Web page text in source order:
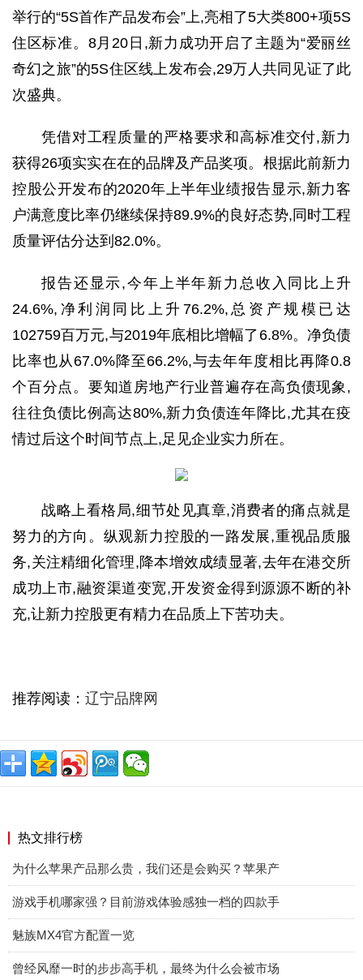
举行的“5S首作产品发布会”上,亮相了5大类800+项5S
住区标准。 8月20日 ,新力 成功开启了 主题为“爱丽丝
奇幻之旅”的5S住区线上发布会,29万人共同见证了此
次盛典。
凭借对工程质量的严格要求和高标准交付,新力
获得26项实实在在的品牌及产品奖项。 根据此前新力
控股公开发布的2020年上半年业绩报告显示,新力客
户满意度比率仍继续保持89.9%的良好态势,同时工程
质量评估分达到82.0%。
报告还显示,今年上半年新力总收入同比上升
24.6%,净利润同比上升76.2%, 总资产规模已达
102759百万元,与2019年底相比增幅了6.8%。净负债
比率也从67.0%降至66.2%,与去年年度相比再降0.8
个百分点。要知道房地产行业普遍存在高负债现象,
往往负债比例高达80%,新力负债连年降比,尤其在疫
情过后这个时间节点上,足见企业实力所在。
战略上看格局,细节处见真章,消费者的痛点就是
努力的方向。 纵观新力控股的一路发展,重视品质服
务,关注精细化管理,降本增效成绩显著,去年在港交所
成功上市,融资渠道变宽,开发资金得到源源不断的补
充,让新力控股更有精力在品质上下苦功夫。
推荐阅读： 辽宁品牌网
热文排行榜
为什么苹果产品那么贵，我们还是会购买？苹果产
游戏手机哪家强？目前游戏体验感独一档的四款手
魅族MX4官方配置一览
曾经风靡一时的步步高手机，最终为什么会被市场